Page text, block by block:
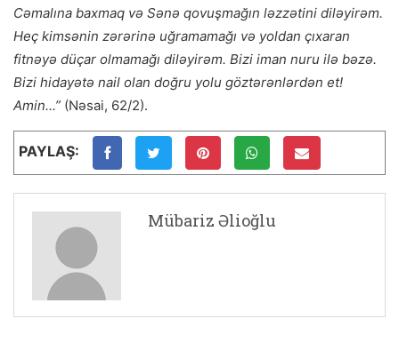
Cəmalına baxmaq və Sənə qovuşmağın ləzzətini diləyirəm.
Heç kimsənin zərərinə uğramamağı və yoldan çıxaran
fitnəyə düçar olmamağı diləyirəm. Bizi iman nuru ilə bəzə.
Bizi hidayətə nail olan doğru yolu göztərənlərdən et!
Amin...” (Nəsai, 62/2).
PAYLAŞ:
Mübariz Əlioğlu